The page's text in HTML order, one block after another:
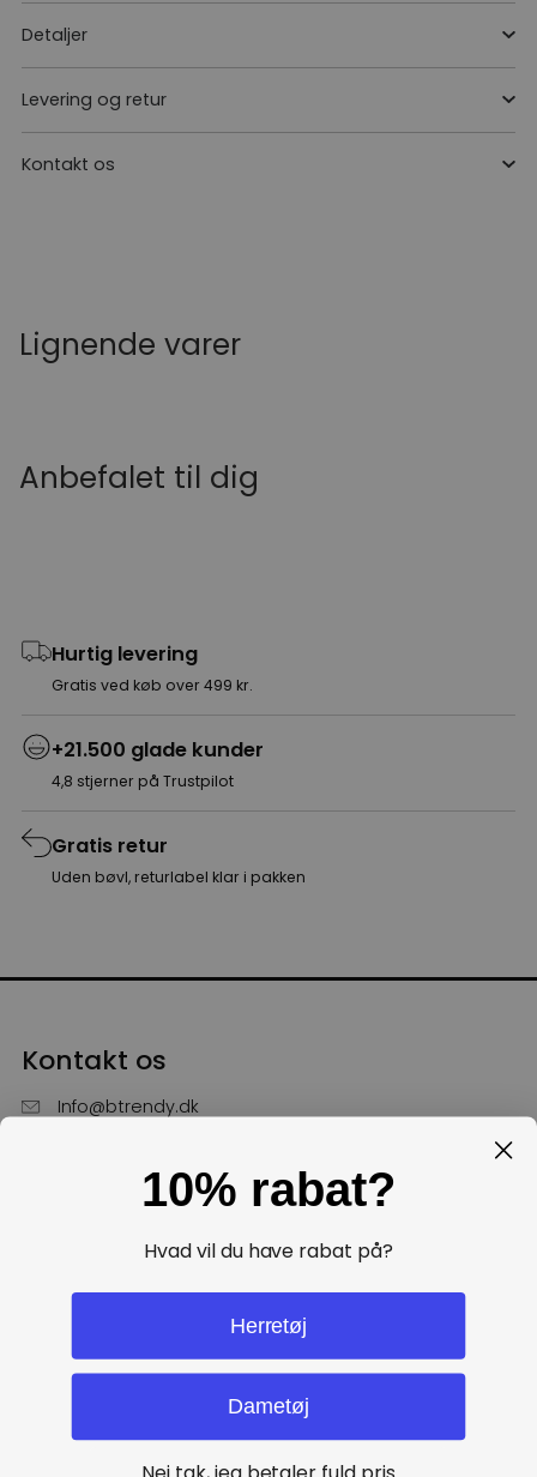
Detaljer
Levering og retur
Kontakt os
Lignende varer
Anbefalet til dig
Hurtig levering
Gratis ved køb over 499 kr.
+21.500 glade kunder
4,8 stjerner på Trustpilot
Gratis retur
Uden bøvl, returlabel klar i pakken
Kontakt os
Info@btrendy.dk
Hverdage fra kl. 10 - 16
10% rabat?
Hvad vil du have rabat på?
Herretøj
Dametøj